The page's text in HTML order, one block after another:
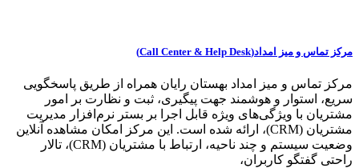
مرکز تماس و میز امداد(Call Center & Help Desk)
مرکز تماس و میز امداد بهستان رایان همراه از طریق پاسخگویی
سریع، استوار و هوشمند جهت پیگیری، ثبت و نظارت بر امور
مشتریان با ویژگی‌های ویژه قابل اجرا بر بستر نرم‌افزار مدیریت
مشتریان (CRM)، ارائه شده است. این مرکز امکان مشاهده آنلاین
وضعیت سیستم و چند ناحیه، ارتباط با مشتریان (CRM)، تالار
راحتی گفتگو کاربران،